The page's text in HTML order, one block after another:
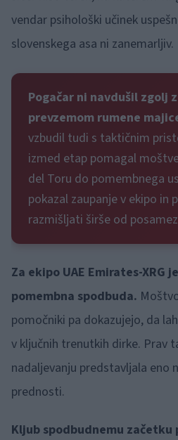
vendar psihološki učinek
slovenskega asa ni zanemarljiv.
Pogačar ni navdušil zgolj
prevzemom rumene
vzbudil tudi s taktičnim
izmed etap pomagal
del Toru do pomembnega
pokazal zaupanje v ekipo in
razmišljati širše od
Za ekipo UAE Emirates-XRG
pomembna spodbuda.
pomočniki pa dokazujejo, da
v ključnih trenutkih dirke. Prav
nadaljevanju predstavljala eno
prednosti.
Kljub spodbudnemu začetku